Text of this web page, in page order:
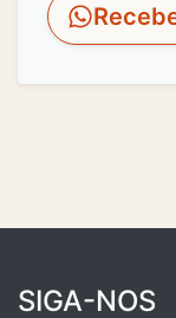
SIGA-NOS